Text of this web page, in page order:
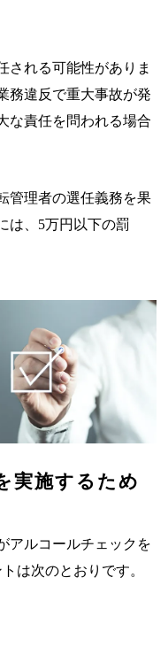
される可能性がありま
務違反で重大事故が発
な責任を問われる場合
管理者の選任義務を果
は、5万円以下の罰
実施するため
アルコールチェックを
は次のとおりです。